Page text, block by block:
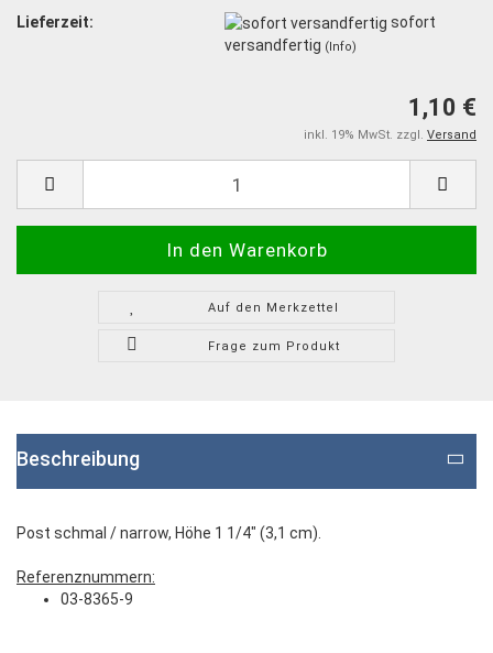
Lieferzeit:
sofort
versandfertig (Info)
1,10 €
inkl. 19% MwSt. zzgl. Versand
Auf den Merkzettel
Frage zum Produkt
Beschreibung
Post schmal / narrow, Höhe 1 1/4" (3,1 cm).
Referenznummern:
03-8365-9